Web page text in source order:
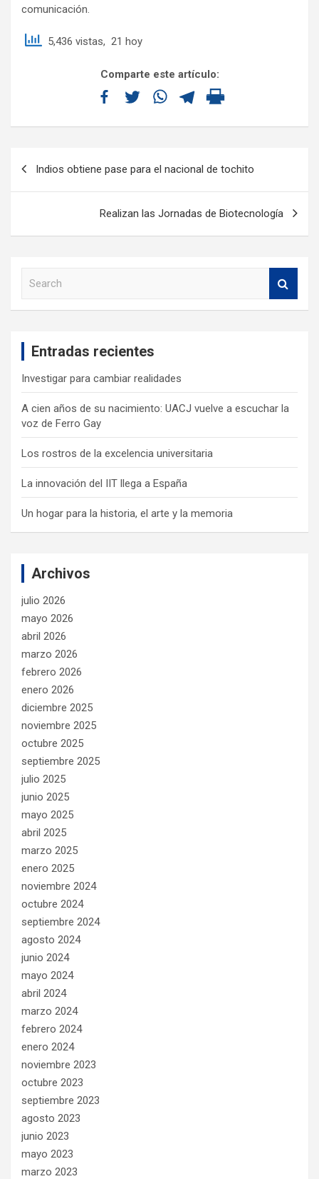
comunicación.
5,436 vistas, 21 hoy
Comparte este artículo:
Indios obtiene pase para el nacional de tochito
Realizan las Jornadas de Biotecnología
Entradas recientes
Investigar para cambiar realidades
A cien años de su nacimiento: UACJ vuelve a escuchar la
voz de Ferro Gay
Los rostros de la excelencia universitaria
La innovación del IIT llega a España
Un hogar para la historia, el arte y la memoria
Archivos
julio 2026
mayo 2026
abril 2026
marzo 2026
febrero 2026
enero 2026
diciembre 2025
noviembre 2025
octubre 2025
septiembre 2025
julio 2025
junio 2025
mayo 2025
abril 2025
marzo 2025
enero 2025
noviembre 2024
octubre 2024
septiembre 2024
agosto 2024
junio 2024
mayo 2024
abril 2024
marzo 2024
febrero 2024
enero 2024
noviembre 2023
octubre 2023
septiembre 2023
agosto 2023
junio 2023
mayo 2023
marzo 2023